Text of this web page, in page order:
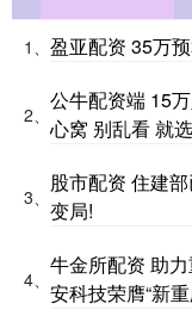
1、 盈亚配资 35万
2、
公牛配资端 15
心窝 别乱看 就
3、
股市配资 住建
变局!
4、
牛金所配资 助
安科技荣膺“新